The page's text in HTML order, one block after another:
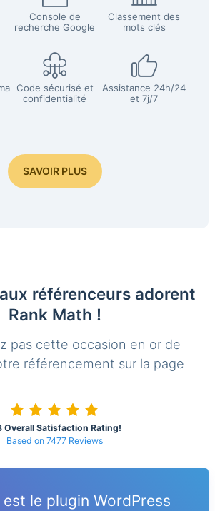
Console de
recherche Google
Classement des
mots clés
Code sécurisé et
confidentialité
Assistance 24h/24
et 7j/7
SAVOIR PLUS
référenceurs adorent
Rank Math !
pas cette occasion en or de
référencement sur la page
Overall Satisfaction Rating!
Based on 7477 Reviews
est le plugin WordPress